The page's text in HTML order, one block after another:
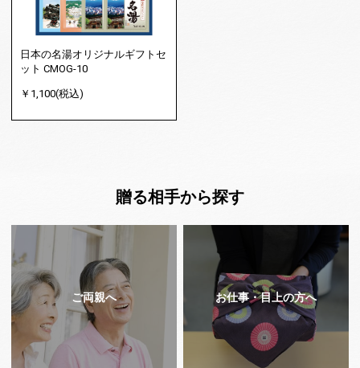
日本の名湯オリジナルギフトセ
ット CMOG-10
￥1,100(税込)
贈る相手から探す
ご両親へ お仕事・目上の方へ